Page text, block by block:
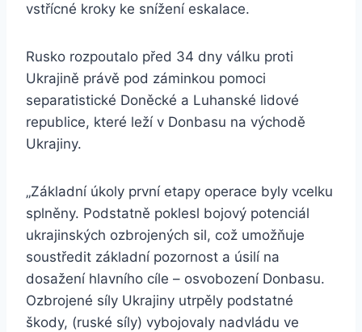
vstřícné kroky ke snížení eskalace.
Rusko rozpoutalo před 34 dny válku proti
Ukrajině právě pod záminkou pomoci
separatistické Doněcké a Luhanské lidové
republice, které leží v Donbasu na východě
Ukrajiny.
„Základní úkoly první etapy operace byly vcelku
splněny. Podstatně poklesl bojový potenciál
ukrajinských ozbrojených sil, což umožňuje
soustředit základní pozornost a úsilí na
dosažení hlavního cíle – osvobození Donbasu.
Ozbrojené síly Ukrajiny utrpěly podstatné
škody, (ruské síly) vybojovaly nadvládu ve